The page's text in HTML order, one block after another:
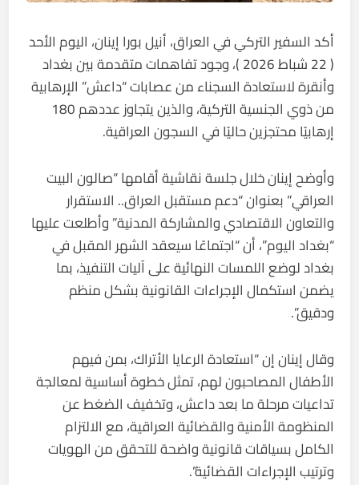
أكد السفير التركي في العراق، أنيل بورا إينان، اليوم الأحد
( 22 شباط 2026 )، وجود تفاهمات متقدمة بين بغداد
وأنقرة لاستعادة السجناء من عصابات “داعش” الإرهابية
من ذوي الجنسية التركية، والذين يتجاوز عددهم 180
إرهابيًا محتجزين حاليًا في السجون العراقية.
وأوضح إينان خلال جلسة نقاشية أقامها “صالون البيت
العراقي” بعنوان “دعم مستقبل العراق.. الاستقرار
والتعاون الاقتصادي والمشاركة المدنية” وأطلعت عليها
“بغداد اليوم”، أن “اجتماعًا سيعقد الشهر المقبل في
بغداد لوضع اللمسات النهائية على آليات التنفيذ، بما
يضمن استكمال الإجراءات القانونية بشكل منظم
ودقيق”.
وقال إينان إن “استعادة الرعايا الأتراك، بمن فيهم
الأطفال المصاحبون لهم، تمثل خطوة أساسية لمعالجة
تداعيات مرحلة ما بعد داعش، وتخفيف الضغط عن
المنظومة الأمنية والقضائية العراقية، مع الالتزام
الكامل بسياقات قانونية واضحة للتحقق من الهويات
وترتيب الإجراءات القضائية”.